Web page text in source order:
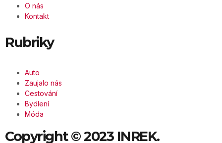
O nás
Kontakt
Rubriky
Auto
Zaujalo nás
Cestování
Bydlení
Móda
Copyright © 2023 INREK.